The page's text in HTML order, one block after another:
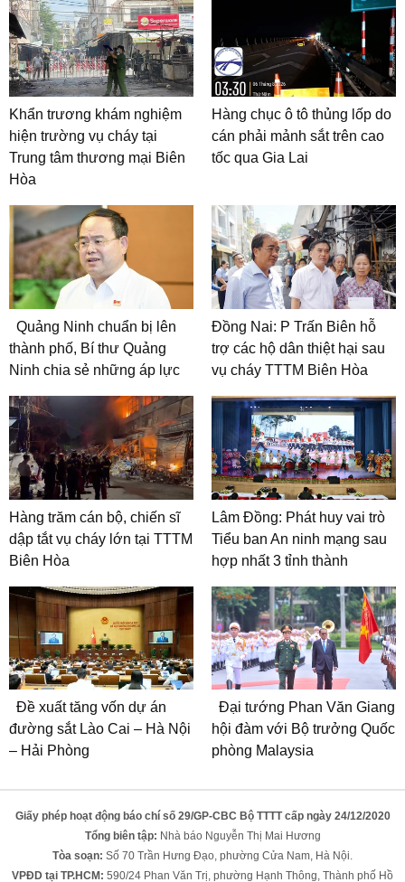
Khẩn trương khám nghiệm
hiện trường vụ cháy tại
Trung tâm thương mại Biên
Hòa
Hàng chục ô tô thủng lốp do
cán phải mảnh sắt trên cao
tốc qua Gia Lai
Quảng Ninh chuẩn bị lên
thành phố, Bí thư Quảng
Ninh chia sẻ những áp lực
Đồng Nai: P Trấn Biên hỗ
trợ các hộ dân thiệt hại sau
vụ cháy TTTM Biên Hòa
Hàng trăm cán bộ, chiến sĩ
dập tắt vụ cháy lớn tại TTTM
Biên Hòa
Lâm Đồng: Phát huy vai trò
Tiểu ban An ninh mạng sau
hợp nhất 3 tỉnh thành
Đề xuất tăng vốn dự án
đường sắt Lào Cai – Hà Nội
– Hải Phòng
Đại tướng Phan Văn Giang
hội đàm với Bộ trưởng Quốc
phòng Malaysia
Giấy phép hoạt động báo chí số 29/GP-CBC Bộ TTTT cấp ngày 24/12/2020
Tổng biên tập: Nhà báo Nguyễn Thị Mai Hương
Tòa soạn: Số 70 Trần Hưng Đạo, phường Cửa Nam, Hà Nội.
VPĐD tại TP.HCM: 590/24 Phan Văn Trị, phường Hạnh Thông, Thành phố Hồ